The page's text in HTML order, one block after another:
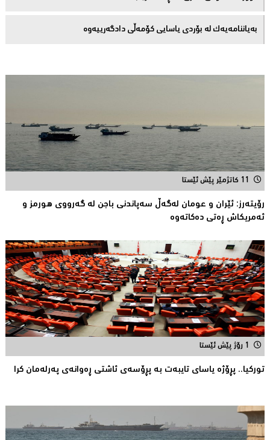
بەیاننامەیەک لە بۆردی یاسایی کۆمەڵی دادگەرییەوە
11 کاتژمێر پێش ئێستا
رۆیتەرز: ئێران و عومان لەگەڵ سەپاندنی باجن لە گەرووی هورمز و
ئەمریکاش ڕەتی دەکاتەوە
1 رۆژ پێش ئێستا
توركیا.. پڕۆژه‌ یاسای تایبه‌ت به‌ پڕۆسه‌ی ئاشتی ڕه‌وانه‌ی په‌رله‌مان كرا